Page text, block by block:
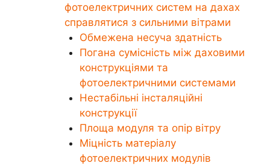
фотоелектричних систем на дахах
справлятися з сильними вітрами
Обмежена несуча здатність
Погана сумісність між даховими
конструкціями та
фотоелектричними системами
Нестабільні інсталяційні
конструкції
Площа модуля та опір вітру
Міцність матеріалу
фотоелектричних модулів